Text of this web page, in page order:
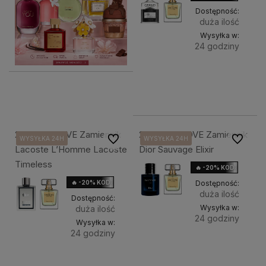
Dostępność:
duża ilość
Wysyłka w:
24 godziny
211. ANGELOVE Zamiennik
Lacoste L’Homme Lacoste
Timeless
🔥 -20% KOD: HOLIDAY
WYSYŁKA 24H
WYSYŁKA 24H
WYSYŁKA 24H
WYSYŁKA 24H
Dostępność:
duża ilość
Wysyłka w:
24 godziny
Do ulubionych213. ANGELOVE Zamiennik
Dior Sauvage Elixir
🔥 -20% KOD: HOLIDAY
WYSYŁKA 24H
WYSYŁKA 24H
Dostępność:
duża ilość
Wysyłka w:
24 godziny
Do